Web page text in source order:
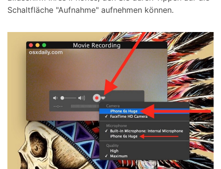
Schaltfläche "Aufnahme" aufnehmen können.